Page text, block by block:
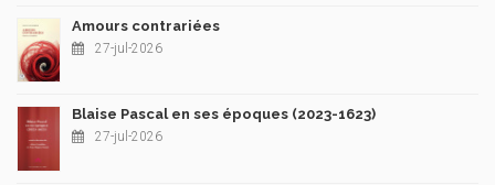
Amours contrariées
27-jul-2026
Blaise Pascal en ses époques (2023-1623)
27-jul-2026